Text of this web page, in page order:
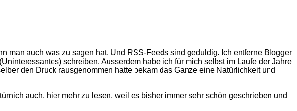
man auch was zu sagen hat. Und RSS-Feeds sind geduldig. Ich entferne Blogger
schreiben. Ausserdem habe ich für mich selbst im Laufe der Jahre
den Druck rausgenommen hatte bekam das Ganze eine Natürlichkeit und
auch, hier mehr zu lesen, weil es bisher immer sehr schön geschrieben und